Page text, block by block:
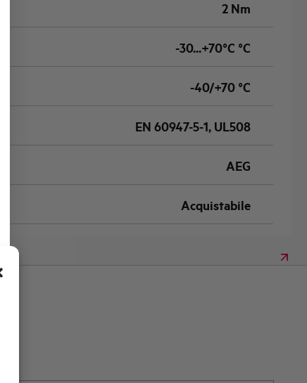
2 Nm
-30...+70°C °C
-40/+70 °C
EN 60947-5-1, UL508
AEG
Acquistabile